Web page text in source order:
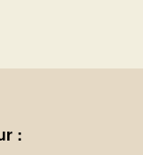
: